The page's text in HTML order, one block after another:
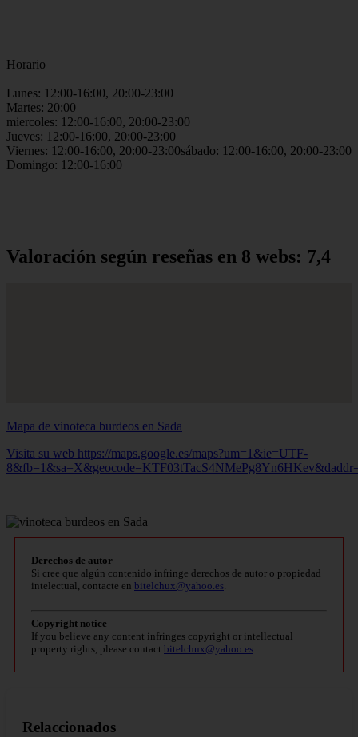
Horario
Lunes: 12:00-16:00, 20:00-23:00
Martes: 20:00
miercoles: 12:00-16:00, 20:00-23:00
Jueves: 12:00-16:00, 20:00-23:00
Viernes: 12:00-16:00, 20:00-23:00sábado: 12:00-16:00, 20:00-23:00
Domingo: 12:00-16:00
Valoración según reseñas en 8 webs: 7,4
Mapa de vinoteca burdeos en Sada
Visita su web https://maps.google.es/maps?um=1&ie=UTF-
Derechos de autor
Si cree que algún contenido infringe derechos de autor o propiedad
intelectual, contacte en bitelchux@yahoo.es
Copyright notice
If you believe any content infringes copyright or intellectual
property rights, please contact bitelchux@yahoo.es
Relaccionados